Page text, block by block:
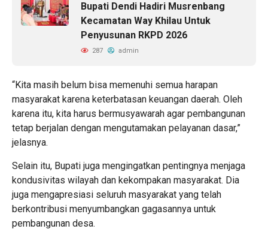
‎Bupati Dendi Hadiri Musrenbang
Kecamatan Way Khilau Untuk
Penyusunan RKPD 2026
287 admin
‎“Kita masih belum bisa memenuhi semua harapan
masyarakat karena keterbatasan keuangan daerah. Oleh
karena itu, kita harus bermusyawarah agar pembangunan
tetap berjalan dengan mengutamakan pelayanan dasar,”
jelasnya.
‎Selain itu, Bupati juga mengingatkan pentingnya menjaga
kondusivitas wilayah dan kekompakan masyarakat. Dia
juga mengapresiasi seluruh masyarakat yang telah
berkontribusi menyumbangkan gagasannya untuk
pembangunan desa.